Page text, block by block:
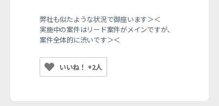
弊社も似たような状況で御座います＞＜
実施中の案件はリード案件がメインですが、
案件全体的に渋いです＞＜
いいね！ +2人